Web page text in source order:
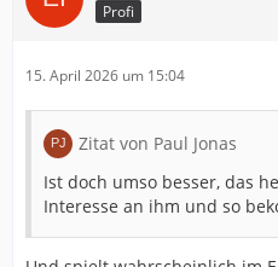
Profi
15. April 2026 um 15:04
Zitat von Paul Jonas
Ist doch umso besser, das
Interesse an ihm und so